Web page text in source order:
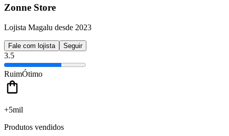
Zonne Store
Lojista Magalu desde 2023
Fale com lojista Seguir
3.5
RuimÓtimo
+5mil
Produtos vendidos